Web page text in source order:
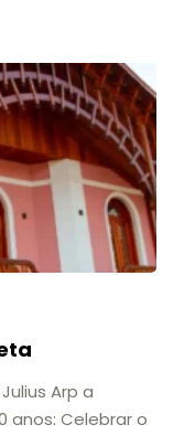
cultura e a
| Domingo, das
Arp a
anos: Celebrar o